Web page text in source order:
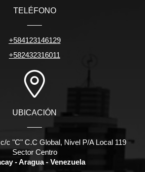
TELÉFONO
+584123146129
+582432316011
UBICACIÓN
c "C" C.C Global, Nivel P/A Local 119
Sector Centro
- Aragua - Venezuela